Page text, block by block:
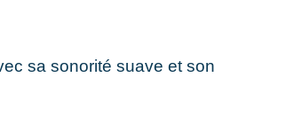
sa sonorité suave et son